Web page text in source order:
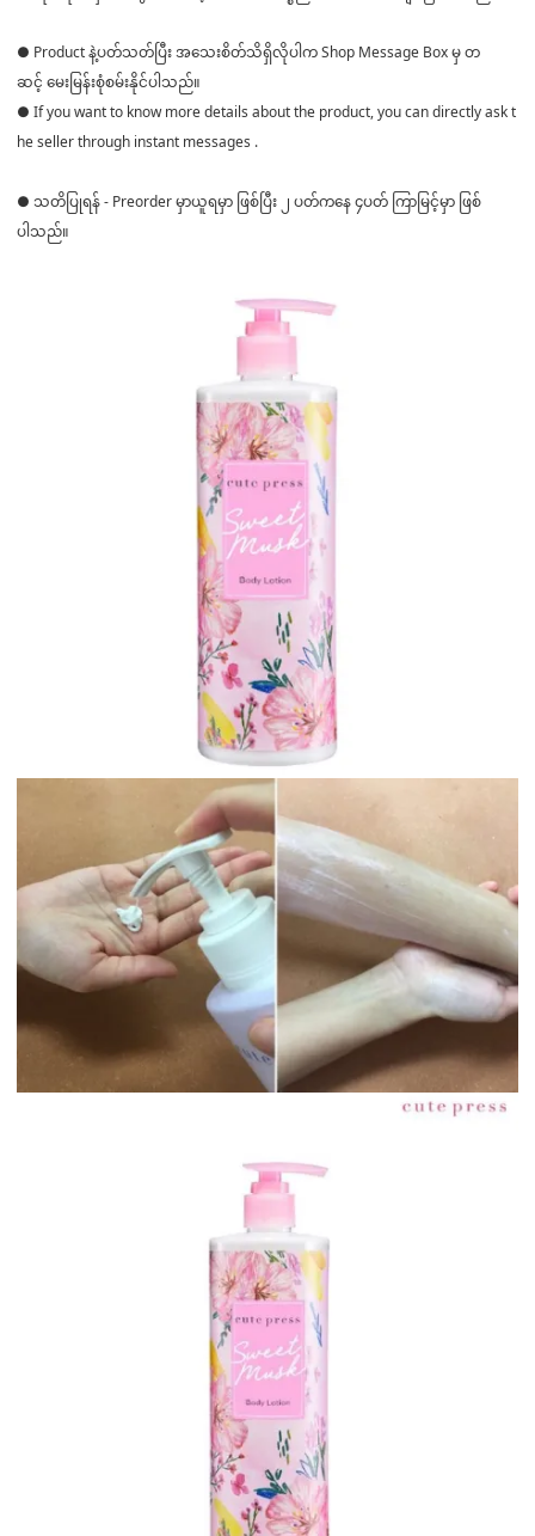
● Product နဲ့ပတ်သတ်ပြီး အသေးစိတ်သိရှိလိုပါက Shop Message Box မှ တ
ဆင့် မေးမြန်းစုံစမ်းနိုင်ပါသည်။
● If you want to know more details about the product, you can directly ask t
he seller through instant messages .
● သတိပြုရန် - Preorder မှာယူရမှာ ဖြစ်ပြီး ၂ ပတ်ကနေ ၄ပတ် ကြာမြင့်မှာ ဖြစ်
ပါသည်။